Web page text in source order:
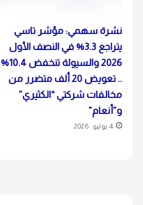
نشرة سهمي: مؤشر تاسي
يتراجع 3.3% في النصف الأول
2026 والسيولة تنخفض 10.4%
.. تعويض 20 ألف متضرر من
مخالفات شركتي “الكثيري”
و”أنعام”
4 يوليو، 2026